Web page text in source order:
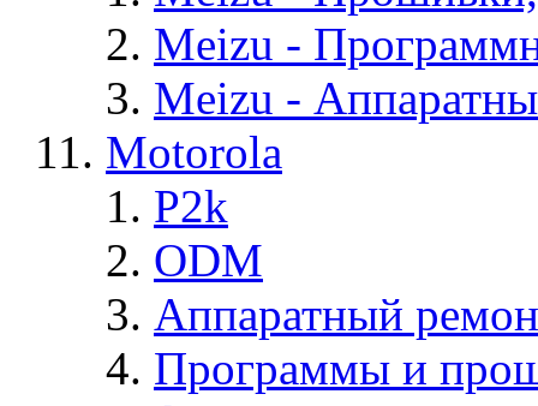
Meizu -
Meizu -
Motorola
P2k
ODM
Аппаратный
Программы и